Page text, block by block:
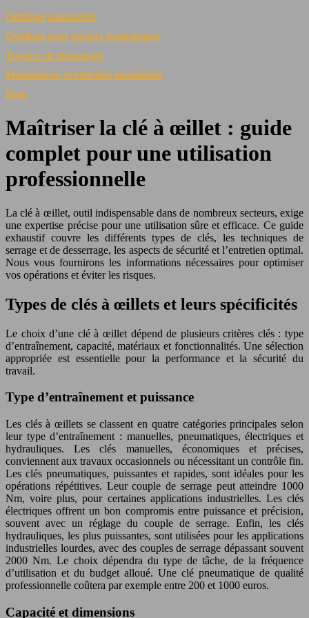
Outillage automobile
Outillage pour travaux domestiques
Travaux de dépannage
Maintenance et entretien automobile
Blog
Maîtriser la clé à œillet : guide
complet pour une utilisation
professionnelle
La clé à œillet, outil indispensable dans de nombreux secteurs, exige
une expertise précise pour une utilisation sûre et efficace. Ce guide
exhaustif couvre les différents types de clés, les techniques de
serrage et de desserrage, les aspects de sécurité et l’entretien optimal.
Nous vous fournirons les informations nécessaires pour optimiser
vos opérations et éviter les risques.
Types de clés à œillets et leurs spécificités
Le choix d’une clé à œillet dépend de plusieurs critères clés : type
d’entraînement, capacité, matériaux et fonctionnalités. Une sélection
appropriée est essentielle pour la performance et la sécurité du
travail.
Type d’entraînement et puissance
Les clés à œillets se classent en quatre catégories principales selon
leur type d’entraînement : manuelles, pneumatiques, électriques et
hydrauliques. Les clés manuelles, économiques et précises,
conviennent aux travaux occasionnels ou nécessitant un contrôle fin.
Les clés pneumatiques, puissantes et rapides, sont idéales pour les
opérations répétitives. Leur couple de serrage peut atteindre 1000
Nm, voire plus, pour certaines applications industrielles. Les clés
électriques offrent un bon compromis entre puissance et précision,
souvent avec un réglage du couple de serrage. Enfin, les clés
hydrauliques, les plus puissantes, sont utilisées pour les applications
industrielles lourdes, avec des couples de serrage dépassant souvent
2000 Nm. Le choix dépendra du type de tâche, de la fréquence
d’utilisation et du budget alloué. Une clé pneumatique de qualité
professionnelle coûtera par exemple entre 200 et 1000 euros.
Capacité et dimensions